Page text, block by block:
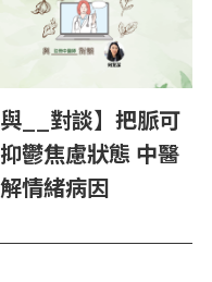
與__對談】把脈可
鬱焦慮狀態 中醫
情緒病因